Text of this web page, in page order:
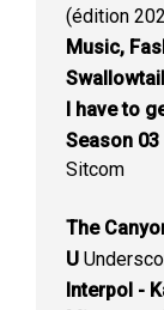
(édition
Music,
Swallowtail
I have to
Season 03
Sitcom
The
U
Interpol -